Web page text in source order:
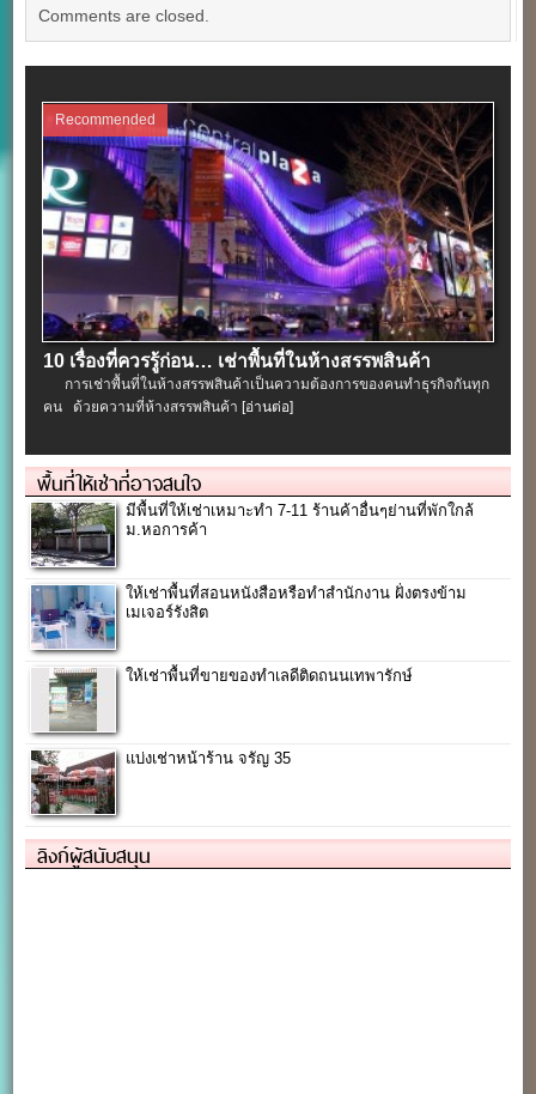
Comments are closed.
Recommended
10 เรื่องที่ควรรู้ก่อน… เช่าพื้นที่ในห้างสรรพสินค้า
การเช่าพื้นที่ในห้างสรรพสินค้าเป็นความต้องการของคนทำธุรกิจกันทุก
คน ด้วยความที่ห้างสรรพสินค้า [อ่านต่อ]
พื้นที่ให้เช่าที่อาจสนใจ
มีพื้นที่ให้เช่าเหมาะทำ 7-11 ร้านค้าอื่นๆย่านที่พักใกล้
ม.หอการค้า
ให้เช่าพื้นที่สอนหนังสือหรือทำสำนักงาน ฝั่งตรงข้าม
เมเจอร์รังสิต
ให้เช่าพื้นที่ขายของทำเลดีติดถนนเทพารักษ์
แบ่งเช่าหน้าร้าน จรัญ 35
ลิงก์ผู้สนับสนุน